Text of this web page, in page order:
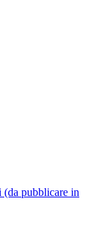
pubblicare in